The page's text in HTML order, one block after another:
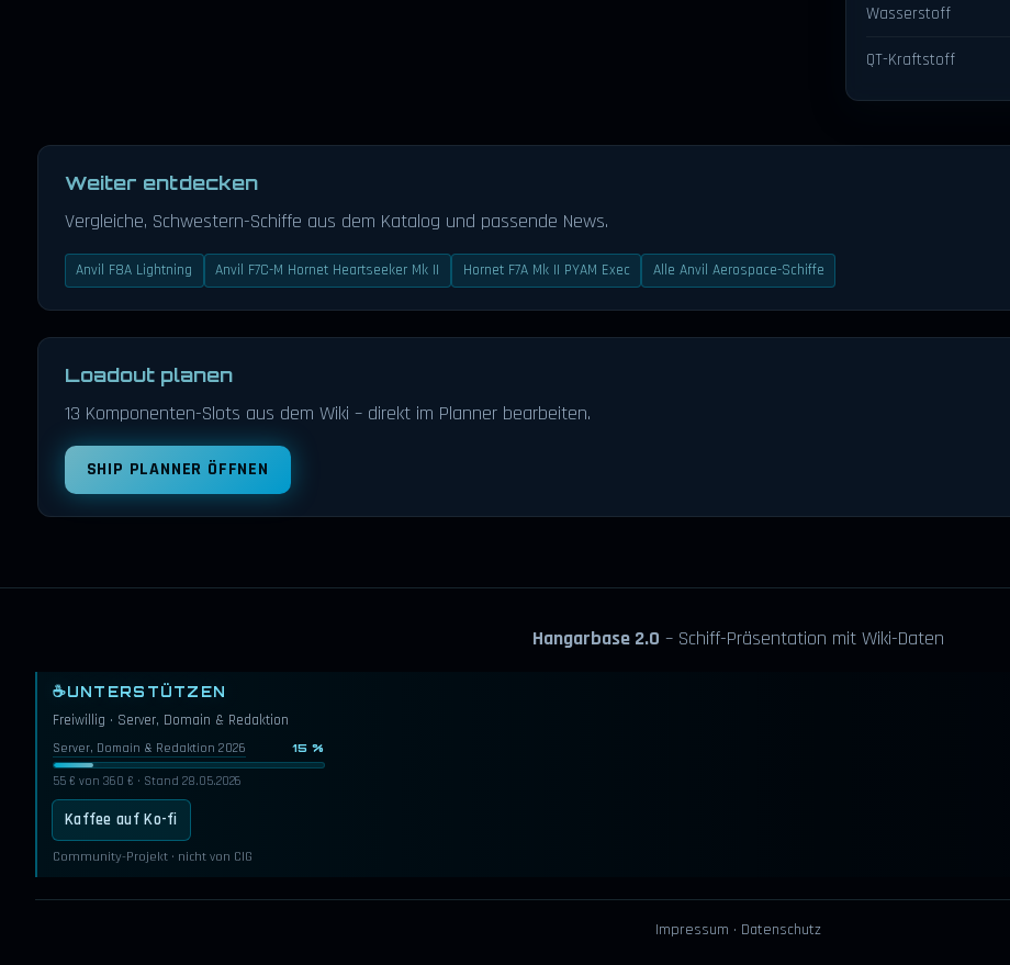
Wasserstoff
QT-Kraftstoff
Weiter entdecken
Vergleiche, Schwestern-Schiffe aus dem Katalog und passende News.
Anvil F8A Lightning Anvil F7C-M Hornet Heartseeker Mk II Hornet F7A Mk II PYAM Exec Alle Anvil Aerospace-Schiffe
Loadout planen
13 Komponenten-Slots aus dem Wiki – direkt im Planner bearbeiten.
SHIP PLANNER ÖFFNEN
Hangarbase 2.0 – Schiff-Präsentation mit Wiki-Daten
☕UNTERSTÜTZEN
Freiwillig · Server, Domain & Redaktion
Server, Domain & Redaktion 2026 15 %
55 € von 360 € · Stand 28.05.2026
Kaffee auf Ko-fi
Community-Projekt · nicht von CIG
Impressum · Datenschutz